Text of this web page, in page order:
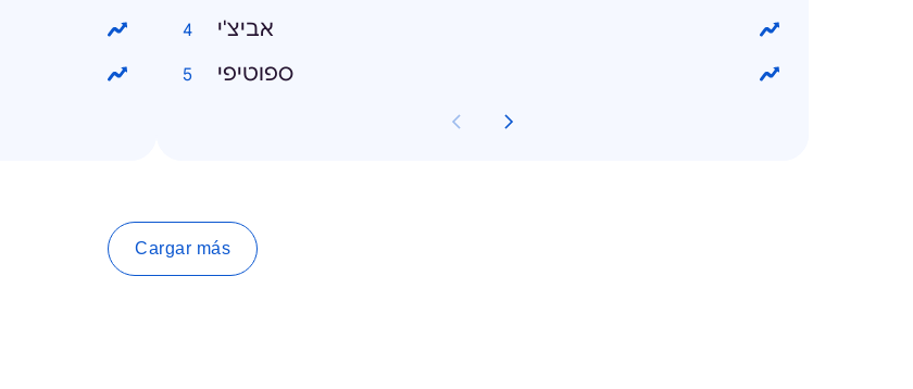
אביצ'י
ספוטיפי
Cargar más